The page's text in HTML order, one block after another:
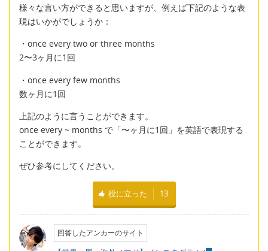
様々な言い方ができると思いますが、例えば下記のような表
現はいかがでしょうか：
・once every two or three months
2〜3ヶ月に1回
・once every few months
数ヶ月に1回
上記のように言うことができます。
once every ~ months で「〜ヶ月に1回」を英語で表現する
ことができます。
ぜひ参考にしてください。
役に立った 13
回答したアンカーのサイト